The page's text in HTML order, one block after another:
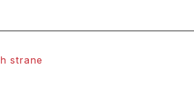
strane